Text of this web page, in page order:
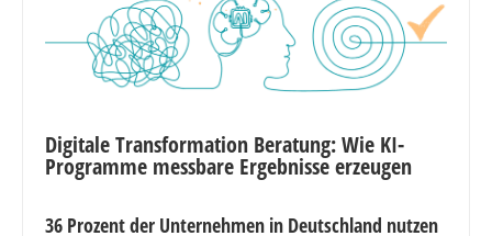
Digitale Transformation Beratung: Wie KI-
Programme messbare Ergebnisse erzeugen
36 Prozent der Unternehmen in Deutschland nutzen